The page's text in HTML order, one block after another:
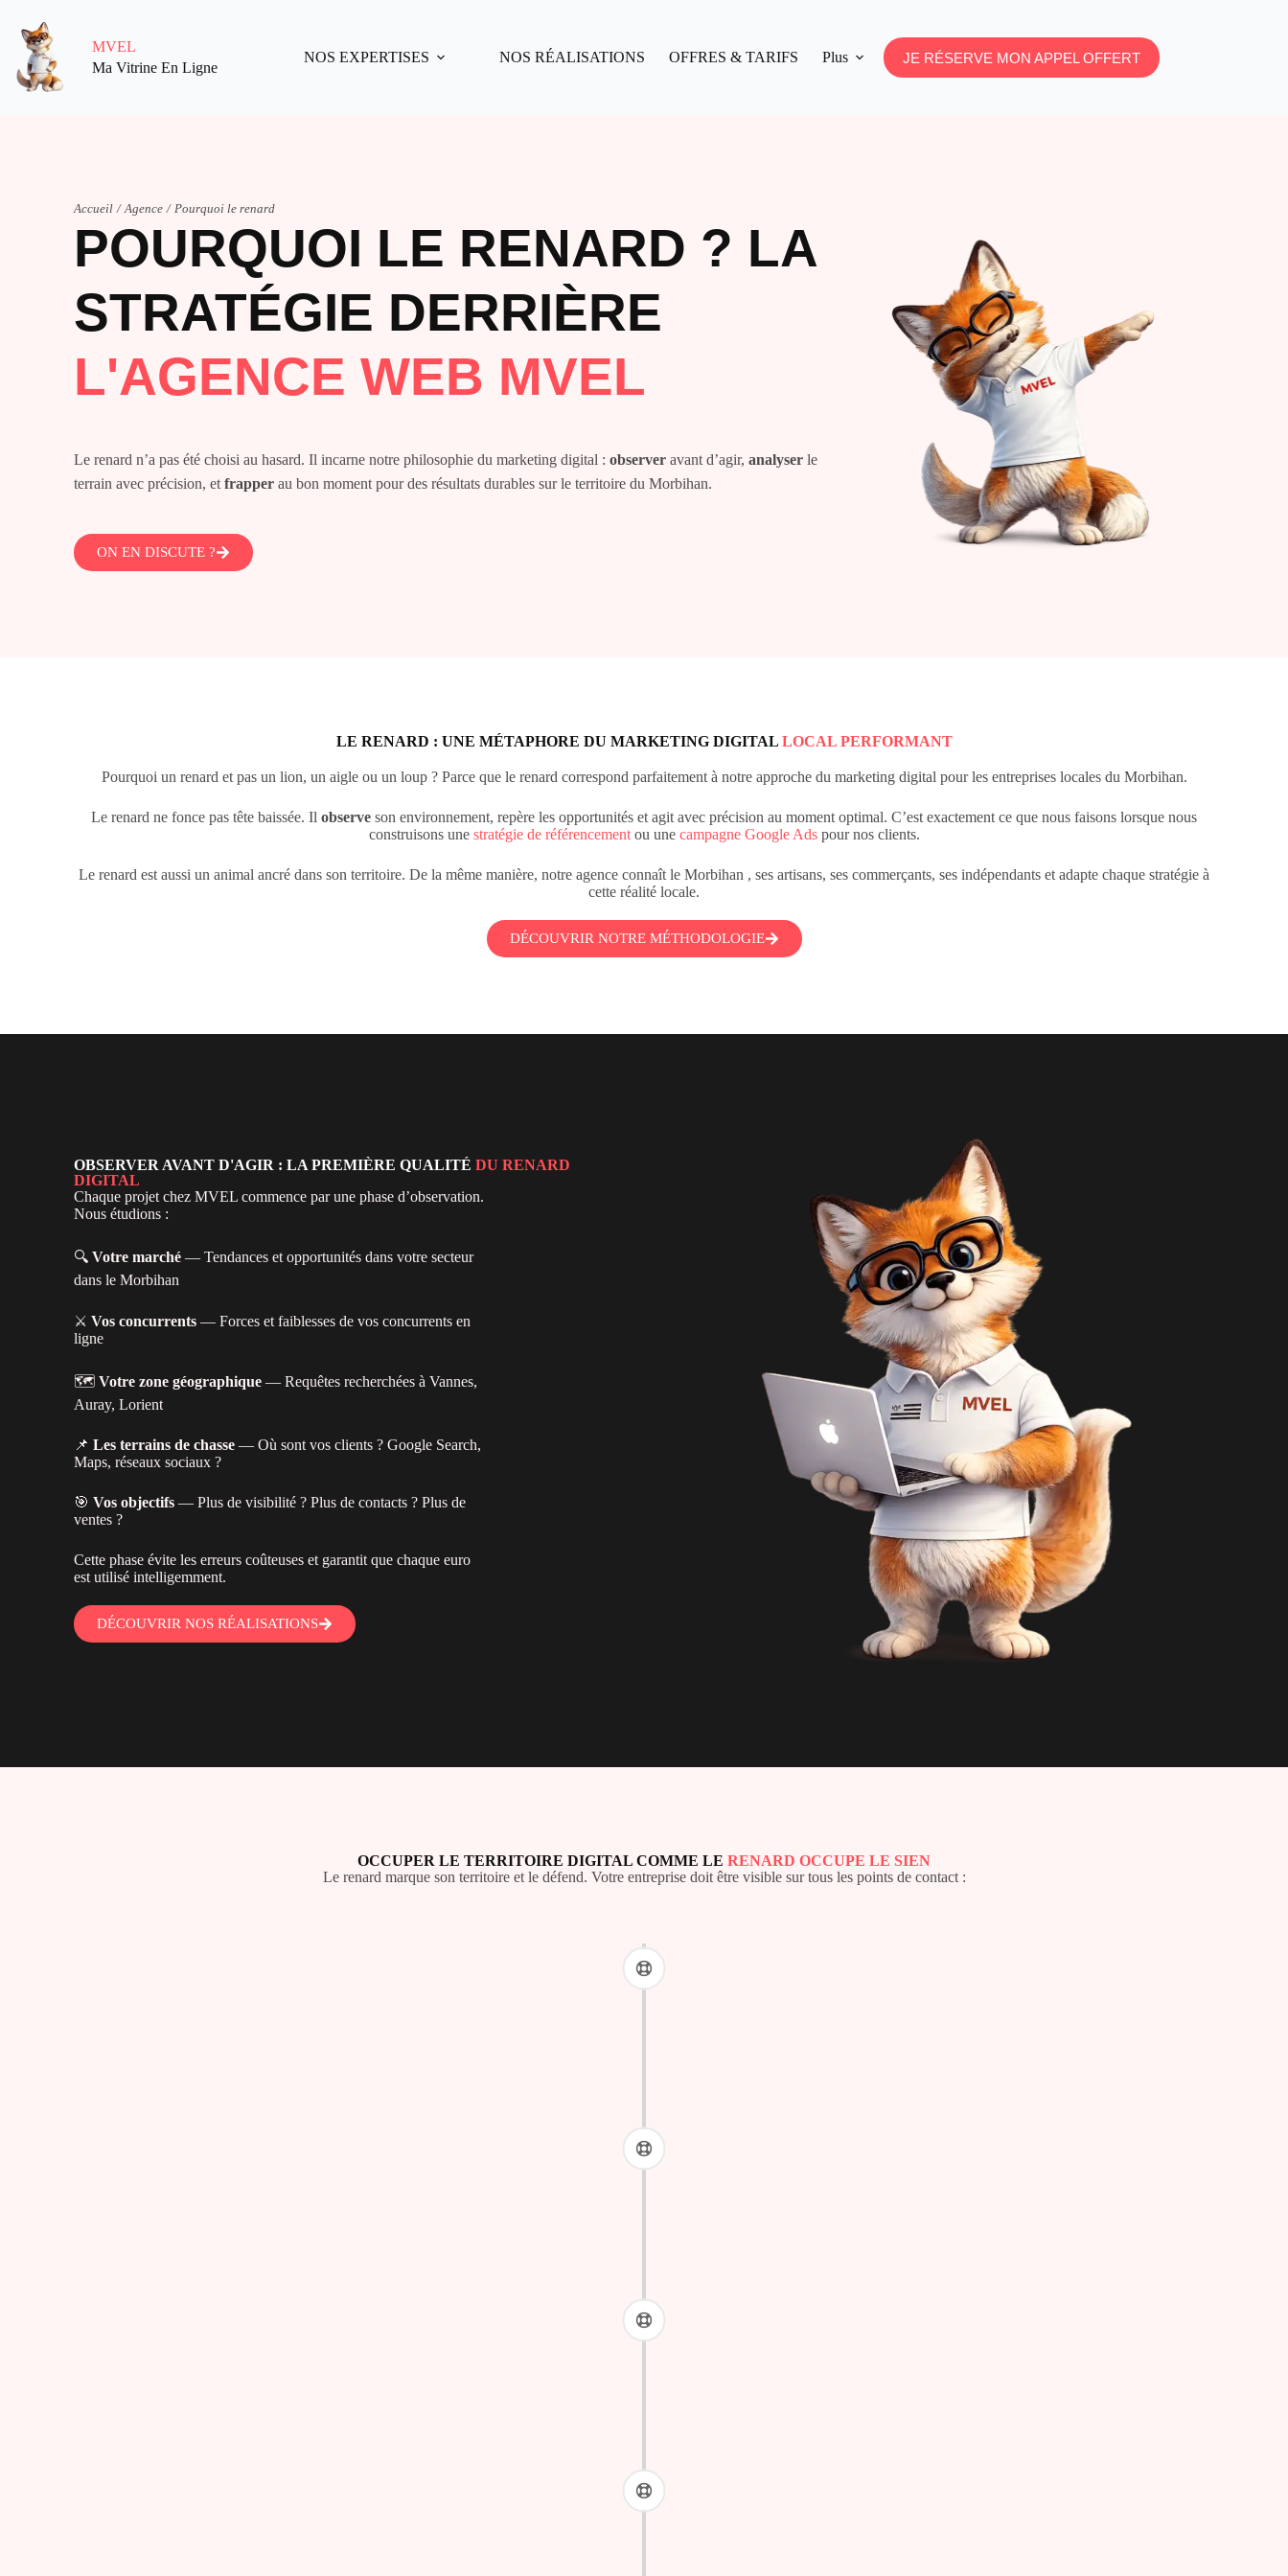
MVEL
Ma Vitrine En Ligne
NOS EXPERTISES NOS RÉALISATIONS OFFRES & TARIFS Plus JE RÉSERVE MON APPEL OFFERT
Accueil / Agence / Pourquoi le renard
POURQUOI LE RENARD ? LA
STRATÉGIE DERRIÈRE
L'AGENCE WEB MVEL
Le renard n’a pas été choisi au hasard. Il incarne notre philosophie du marketing digital :observer avant d’agir,analyser le
terrain avec précision, etfrapper au bon moment pour des résultats durables sur le territoire du Morbihan.
ON EN DISCUTE ?
LE RENARD : UNE MÉTAPHORE DU MARKETING DIGITAL LOCAL PERFORMANT
Pourquoi un renard et pas un lion, un aigle ou un loup ? Parce que le renard correspond parfaitement à notre approche du marketing digital pour les entreprises locales du Morbihan.
Le renard ne fonce pas tête baissée. Il observe son environnement, repère les opportunités et agit avec précision au moment optimal. C’est exactement ce que nous faisons lorsque nous
construisons une stratégie de référencementou une campagne Google Adspour nos clients.
Le renard est aussi un animal ancré dans son territoire. De la même manière, notre agence connaît le Morbihan , ses artisans, ses commerçants, ses indépendants et adapte chaque stratégie à
cette réalité locale.
DÉCOUVRIR NOTRE MÉTHODOLOGIE
OBSERVER AVANT D'AGIR : LA PREMIÈRE QUALITÉDU RENARD
DIGITAL
Chaque projet chez MVEL commence par une phase d’observation.
Nous étudions :
🔍Votre marché — Tendances et opportunités dans votre secteur
dans le Morbihan
⚔️Vos concurrents — Forces et faiblesses de vos concurrents en
ligne
🗺️Votre zone géographique — Requêtes recherchées à Vannes,
Auray, Lorient
📌Les terrains de chasse — Où sont vos clients ? Google Search,
Maps, réseaux sociaux ?
🎯Vos objectifs — Plus de visibilité ? Plus de contacts ? Plus de
ventes ?
Cette phase évite les erreurs coûteuses et garantit que chaque euro
est utilisé intelligemment.
DÉCOUVRIR NOS RÉALISATIONS
OCCUPER LE TERRITOIRE DIGITAL COMME LE RENARD OCCUPE LE SIEN
Le renard marque son territoire et le défend. Votre entreprise doit être visible sur tous les points de contact :